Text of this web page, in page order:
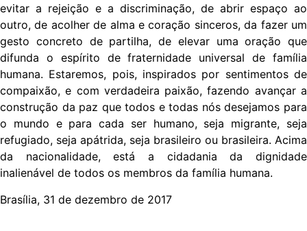
evitar a rejeição e a discriminação, de abrir espaço ao
outro, de acolher de alma e coração sinceros, da fazer um
gesto concreto de partilha, de elevar uma oração que
difunda o espírito de fraternidade universal de família
humana. Estaremos, pois, inspirados por sentimentos de
compaixão, e com verdadeira paixão, fazendo avançar a
construção da paz que todos e todas nós desejamos para
o mundo e para cada ser humano, seja migrante, seja
refugiado, seja apátrida, seja brasileiro ou brasileira. Acima
da nacionalidade, está a cidadania da dignidade
inalienável de todos os membros da família humana.
Brasília, 31 de dezembro de 2017